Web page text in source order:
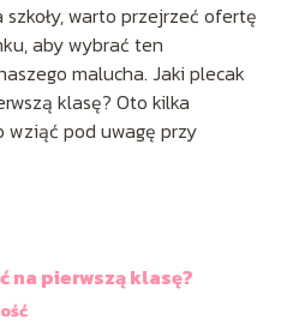
warto przejrzeć ofertę
aby wybrać ten
malucha. Jaki plecak
klasę? Oto kilka
wziąć pod uwagę przy
na pierwszą klasę?